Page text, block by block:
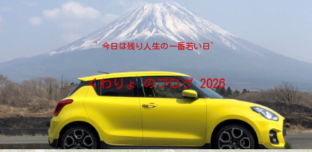
”今日は残り人生の一番若い日”
くわりょ のブログ 2026